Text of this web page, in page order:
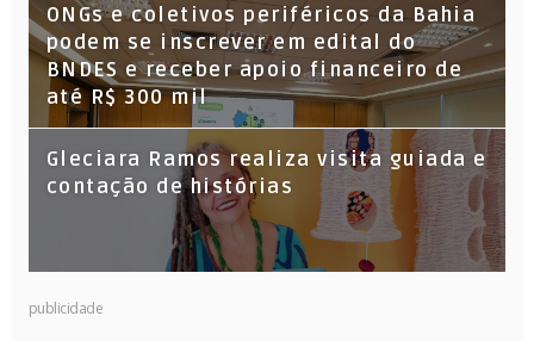
ONGs e coletivos periféricos da Bahia
podem se inscrever em edital do
BNDES e receber apoio financeiro de
até R$ 300 mil
Gleciara Ramos realiza visita guiada e
contação de histórias
publicidade